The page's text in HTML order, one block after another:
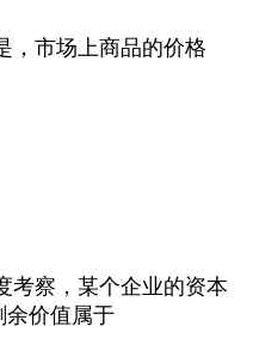
，市场上商品的价格
考察，某个企业的资本
余价值属于